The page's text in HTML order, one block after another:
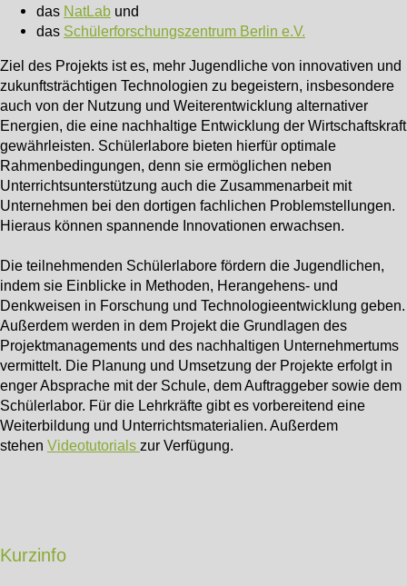
das NatLab und
das Schülerforschungszentrum Berlin e.V.
Ziel des Projekts ist es, mehr Jugendliche von innovativen und
zukunftsträchtigen Technologien zu begeistern, insbesondere
auch von der Nutzung und Weiterentwicklung alternativer
Energien, die eine nachhaltige Entwicklung der Wirtschaftskraft
gewährleisten. Schülerlabore bieten hierfür optimale
Rahmenbedingungen, denn sie ermöglichen neben
Unterrichtsunterstützung auch die Zusammenarbeit mit
Unternehmen bei den dortigen fachlichen Problemstellungen.
Hieraus können spannende Innovationen erwachsen.
Die teilnehmenden Schülerlabore fördern die Jugendlichen,
indem sie Einblicke in Methoden, Herangehens- und
Denkweisen in Forschung und Technologieentwicklung geben.
Außerdem werden in dem Projekt die Grundlagen des
Projektmanagements und des nachhaltigen Unternehmertums
vermittelt. Die Planung und Umsetzung der Projekte erfolgt in
enger Absprache mit der Schule, dem Auftraggeber sowie dem
Schülerlabor. Für die Lehrkräfte gibt es vorbereitend eine
Weiterbildung und Unterrichtsmaterialien. Außerdem
stehen Videotutorials zur Verfügung.
Kurzinfo